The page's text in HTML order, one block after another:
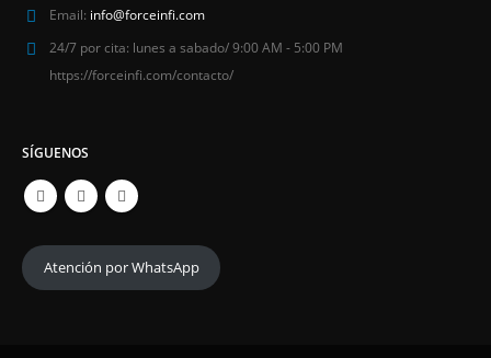
Email: info@forceinfi.com
24/7 por cita: lunes a sabado/ 9:00 AM - 5:00 PM
https://forceinfi.com/contacto/
SÍGUENOS
Atención por WhatsApp